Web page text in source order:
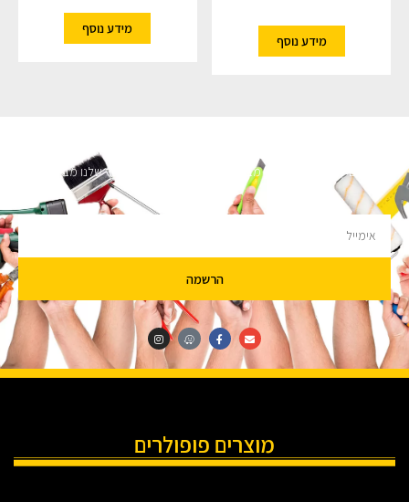
מידע נוסף
מידע נוסף
השארו מעודכנים
מעוניינים לקבל עדכונים על מבצעים והנחות הירשמו לניוזלטר שלנו מבטיחים לא
הרשמה
מוצרים פופולרים